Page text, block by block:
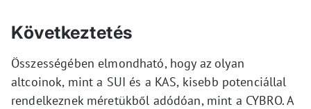
Következtetés
Összességében elmondható, hogy az olyan
altcoinok, mint a SUI és a KAS, kisebb potenciállal
rendelkeznek méretükből adódóan, mint a CYBRO. A